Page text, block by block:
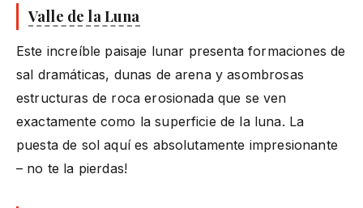
Valle de la Luna
Este increíble paisaje lunar presenta formaciones de
sal dramáticas, dunas de arena y asombrosas
estructuras de roca erosionada que se ven
exactamente como la superficie de la luna. La
puesta de sol aquí es absolutamente impresionante
– no te la pierdas!